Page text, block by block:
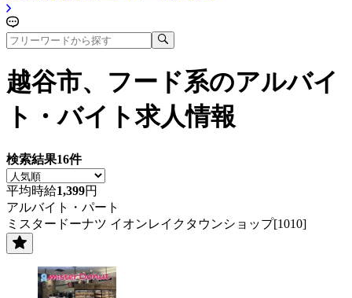
越谷市、フード系のアルバイ
ト・バイト求人情報
検索結果16件
平均時給1,399円
アルバイト・パート
ミスタードーナツ イオンレイクタウンショップ[1010]